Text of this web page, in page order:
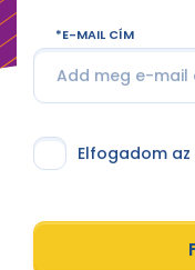
E-MAIL CÍM
Elfogadom az